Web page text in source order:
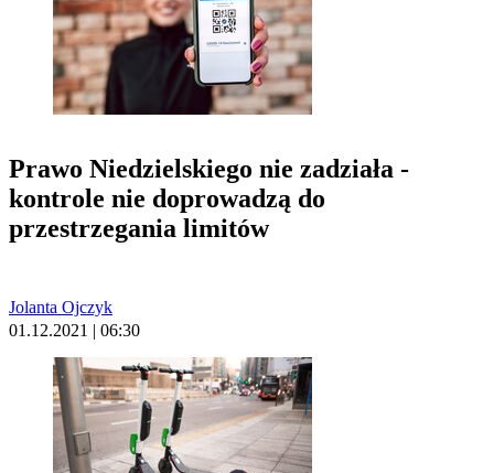
Prawo Niedzielskiego nie zadziała -
kontrole nie doprowadzą do
przestrzegania limitów
Jolanta Ojczyk
01.12.2021 | 06:30